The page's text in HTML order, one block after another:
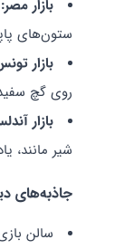
بازار مصر:
ستون‌های
بازار
روی گچ
بازار
شیر مانند،
جاذبه‌های
سالن